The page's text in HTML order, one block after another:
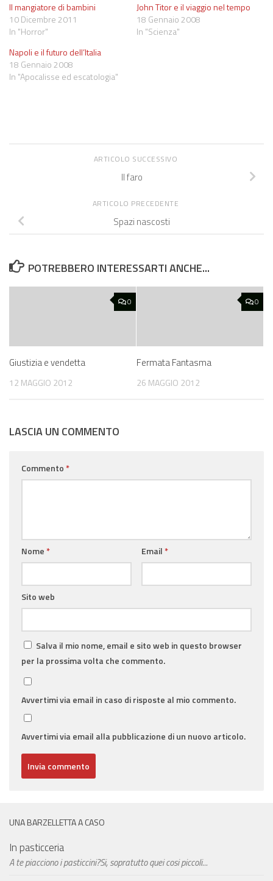
Il mangiatore di bambini
10 Dicembre 2011
In "Horror"
John Titor e il viaggio nel tempo
18 Gennaio 2008
In "Scienza"
Napoli e il futuro dell’Italia
18 Gennaio 2008
In "Apocalisse ed escatologia"
ARTICOLO SUCCESSIVO
Il faro
ARTICOLO PRECEDENTE
Spazi nascosti
POTREBBERO INTERESSARTI ANCHE...
0
Giustizia e vendetta
12 MAGGIO 2012
0
Fermata Fantasma
26 MAGGIO 2012
LASCIA UN COMMENTO
Commento *
Nome * Email *
Sito web
Salva il mio nome, email e sito web in questo browser
per la prossima volta che commento.
Avvertimi via email in caso di risposte al mio commento.
Avvertimi via email alla pubblicazione di un nuovo articolo.
UNA BARZELLETTA A CASO
In pasticceria
A te piacciono i pasticcini?Si, sopratutto quei cosi piccoli...